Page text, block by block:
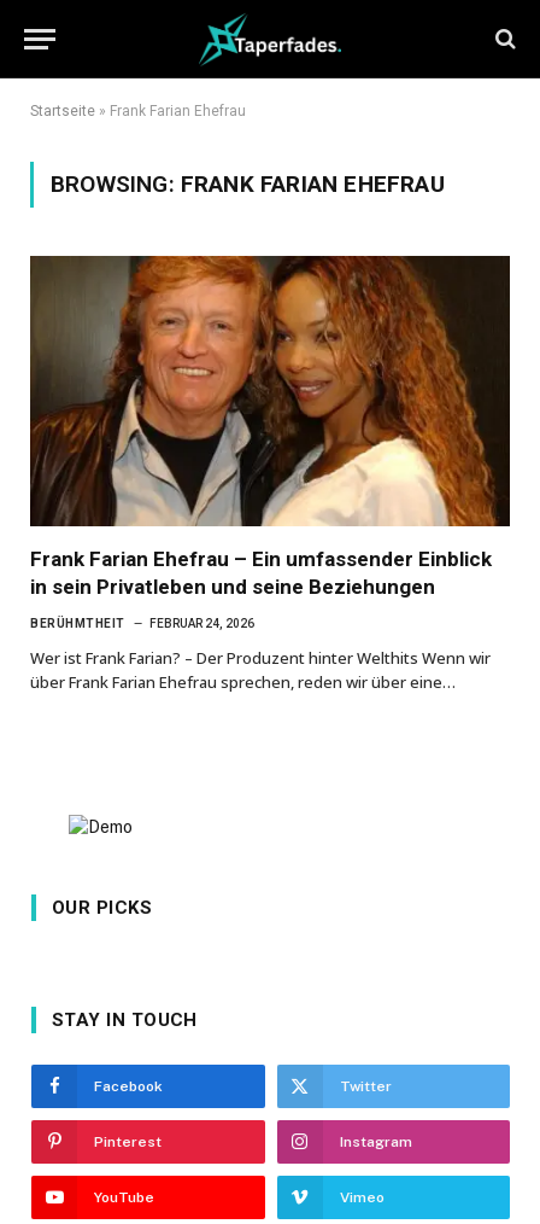
Startseite » Frank Farian Ehefrau
BROWSING: FRANK FARIAN EHEFRAU
Frank Farian Ehefrau – Ein umfassender Einblick
in sein Privatleben und seine Beziehungen
BERÜHMTHEIT FEBRUAR 24, 2026
Wer ist Frank Farian? – Der Produzent hinter Welthits Wenn wir
über Frank Farian Ehefrau sprechen, reden wir über eine…
OUR PICKS
STAY IN TOUCH
Facebook Twitter
Pinterest Instagram
YouTube Vimeo